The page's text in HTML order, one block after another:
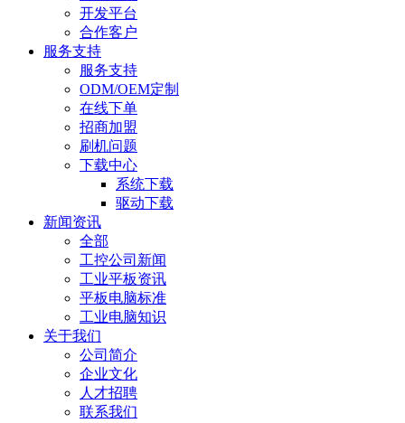
开发平台
合作客户
服务支持
服务支持
ODM/OEM定制
在线下单
招商加盟
刷机问题
下载中心
系统下载
驱动下载
新闻资讯
全部
工控公司新闻
工业平板资讯
平板电脑标准
工业电脑知识
关于我们
公司简介
企业文化
人才招聘
联系我们